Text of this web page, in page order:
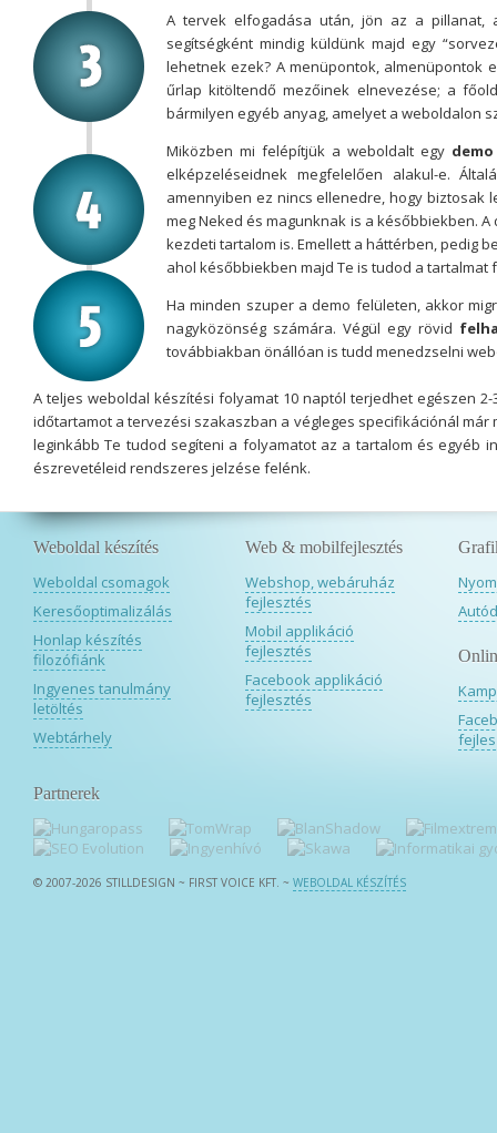
A tervek elfogadása után, jön az a pillanat,
segítségként mindig küldünk majd egy
lehetnek ezek? A menüpontok, almenüpontok
űrlap kitöltendő mezőinek elnevezése; a
bármilyen egyéb anyag, amelyet a weboldalon
Miközben mi felépítjük a weboldalt egy
elképzeléseidnek megfelelően alakul-e.
amennyiben ez nincs ellenedre, hogy biztosak
meg Neked és magunknak is a későbbiekben.
kezdeti tartalom is. Emellett a háttérben, pedig
ahol későbbiekben majd Te is tudod a
Ha minden szuper a demo felületen, akkor
nagyközönség számára. Végül egy rövid
továbbiakban önállóan is tudd menedzselni
A teljes weboldal készítési folyamat 10 naptól terjedhet egészen
időtartamot a tervezési szakaszban a végleges specifikációnál
leginkább Te tudod segíteni a folyamatot az a tartalom és egyéb
észrevetéleid rendszeres jelzése felénk.
Weboldal készítés
Weboldal csomagok
Keresőoptimalizálás
Honlap készítés
filozófiánk
Ingyenes tanulmány
letöltés
Webtárhely
Web & mobilfejlesztés
Webshop, webáruház
fejlesztés
Mobil applikáció
fejlesztés
Facebook applikáció
fejlesztés
Partnerek
© 2007-2026 STILLDESIGN ~ FIRST VOICE KFT. ~ WEBOLDAL KÉSZÍTÉS